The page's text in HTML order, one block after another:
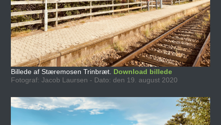
Billede af Stæremosen Trinbræt. Download billede
Fotograf: Jacob Laursen - Dato: den 19. august 2020